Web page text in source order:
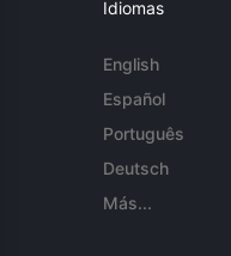
Idiomas
English
Español
Português
Deutsch
Más...